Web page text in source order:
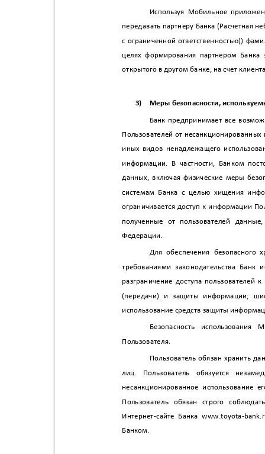
Используя Мобильное
передавать партнеру Банка (Расчетная
с ограниченной ответственностью))
целях формирования партнером
открытого в другом банке, на счет
3) Меры безопасности,
Банк предпринимает все
Пользователей от
иных видов ненадлежащего
информации. В частности, Банком
данных, включая физические меры
системам Банка с целью хищения
ограничивается доступ к информации
полученные от пользователей
Федерации.
Для обеспечения
требованиями законодательства
разграничение доступа
(передачи) и защиты информации;
использование средств защиты
Безопасность
Пользователя.
Пользователь обязан хранить
лиц. Пользователь обязуется
несанкционированное
Пользователь обязан строго
Интернет-сайте Банка www.toyota-
Банком.